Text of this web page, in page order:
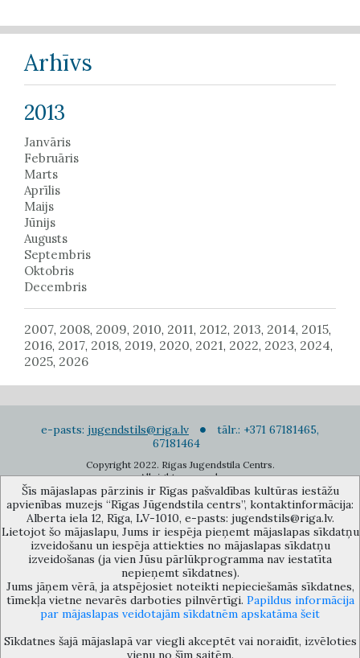
Arhīvs
2013
Janvāris
Februāris
Marts
Aprīlis
Maijs
Jūnijs
Augusts
Septembris
Oktobris
Decembris
2007, 2008, 2009, 2010, 2011, 2012, 2013, 2014, 2015,
2016, 2017, 2018, 2019, 2020, 2021, 2022, 2023, 2024,
2025, 2026
e-pasts: jugendstils@riga.lv
tālr.: +371 67181465,
67181464
Copyright 2022. Rigas Jugendstila Centrs.
All right reserved.
Pierakstīties jaunumiem
Rīgas pašvaldības kultūras iestāžu apvienības muzejs “Rīgas Jūgendstila
centrs”, Alberta iela 12, Rīga, LV 1010, Latvija (durvju kods: 12),
jugendstils@riga.lv
Šīs mājaslapas pārzinis ir Rīgas pašvaldības kultūras iestāžu
apvienības muzejs “Rīgas Jūgendstila centrs”, kontaktinformācija:
Alberta iela 12, Rīga, LV-1010, e-pasts: jugendstils@riga.lv.
Lietojot šo mājaslapu, Jums ir iespēja pieņemt mājaslapas sīkdatņu
izveidošanu un iespēja attiekties no mājaslapas sīkdatņu
izveidošanas (ja vien Jūsu pārlūkprogramma nav iestatīta
nepieņemt sīkdatnes).
Jums jāņem vērā, ja atspējosiet noteikti nepieciešamās sīkdatnes,
tīmekļa vietne nevarēs darboties pilnvērtīgi. Papildus informācija
par mājaslapas veidotajām sīkdatnēm apskatāma šeit
Sīkdatnes šajā mājaslapā var viegli akceptēt vai noraidīt, izvēloties
vienu no šīm saitēm.